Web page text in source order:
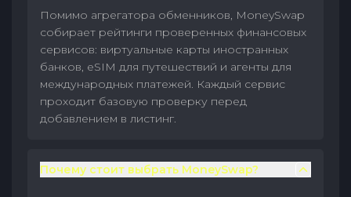
Помимо агрегатора обменников, MoneySwap
собирает рейтинги проверенных финансовых
сервисов: виртуальные карты иностранных
банков, eSIM для путешествий и агенты для
международных платежей. Каждый сервис
проходит базовую проверку перед
добавлением в листинг.
Почему стоит выбрать MoneySwap?